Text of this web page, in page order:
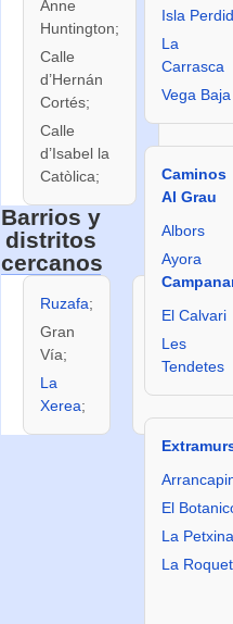
Anne
Huntington;
Calle
d’Hernán
Cortés;
Calle
d’Isabel la
Catòlica;
Calle de
Ciril
Amorós.
Barrios y
distritos
cercanos
Ruzafa;
Gran
Vía;
La
Xerea;
Francisco.
Isla
La
Carrasca
Vega Baja
Caminos
Al Grau
Albors
Ayora
El Calvari
Les
Tendetes
El
La Petxina
La